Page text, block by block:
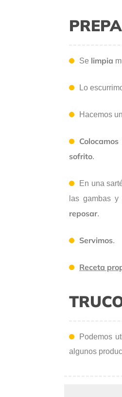
Se limpia
Lo
Hacemos un
Colocamos
sofrito.
En una
las gambas y
reposar.
Servimos.
Receta
Podemos
algunos